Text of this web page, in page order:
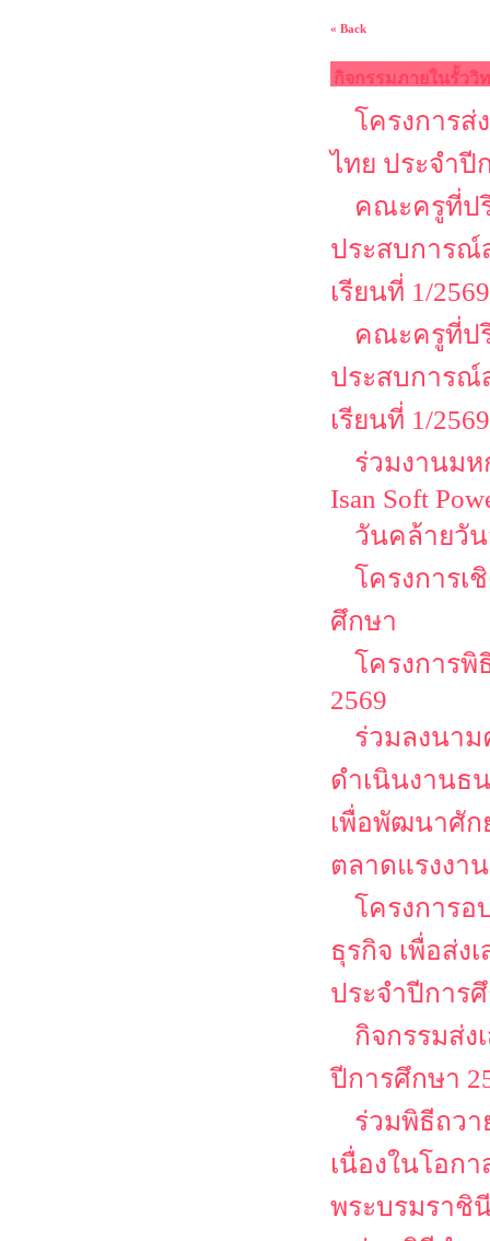
« Back
กิจกรรมภายในรั้ววิ
โครงการส่
ไทย ประจำ
คณะครูที่ป
ประสบการณ์
เรียนที่ 1/2569
คณะครูที่ป
ประสบการณ์
เรียนที่ 1/2569
ร่วมงานมห
Isan Soft
วันคล้ายวั
โครงการเ
ศึกษา
โครงการพิ
2569
ร่วมลงนาม
ดำเนินงานธ
เพื่อพัฒนาศัก
ตลาดแรงงา
โครงการอ
ธุรกิจ เพื่อส่
ประจำปีการ
กิจกรรมส่ง
ปีการศึกษา
ร่วมพิธีถว
เนื่องในโอก
พระบรมราชิ